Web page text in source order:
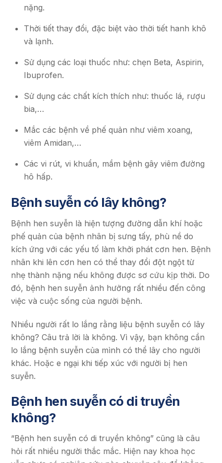
nặng.
Thời tiết thay đổi, đặc biệt vào thời tiết hanh khô
và lạnh.
Sử dụng các loại thuốc như: chẹn Beta, Aspirin,
Ibuprofen.
Sử dụng các chất kích thích như: thuốc lá, rượu
bia,…
Mắc các bệnh về phế quản như viêm xoang,
viêm Amidan,…
Các vi rút, vi khuẩn, mầm bệnh gây viêm đường
hô hấp.
Bệnh suyễn có lây không?
Bệnh hen suyễn là hiện tượng đường dẫn khí hoặc
phế quản của bệnh nhân bị sưng tấy, phù nề do
kích ứng với các yếu tố làm khởi phát cơn hen. Bệnh
nhân khi lên cơn hen có thể thay đổi đột ngột từ
nhẹ thành nặng nếu không được sơ cứu kịp thời. Do
đó, bệnh hen suyễn ảnh hưởng rất nhiều đến công
việc và cuộc sống của người bệnh.
Nhiều người rất lo lắng rằng liệu bệnh suyễn có lây
không? Câu trả lời là không. Vì vậy, bạn không cần
lo lắng bệnh suyễn của mình có thể lây cho người
khác. Hoặc e ngại khi tiếp xúc với người bị hen
suyễn.
Bệnh hen suyễn có di truyền
không?
“Bệnh hen suyễn có di truyền không” cũng là câu
hỏi rất nhiều người thắc mắc. Hiện nay khoa học